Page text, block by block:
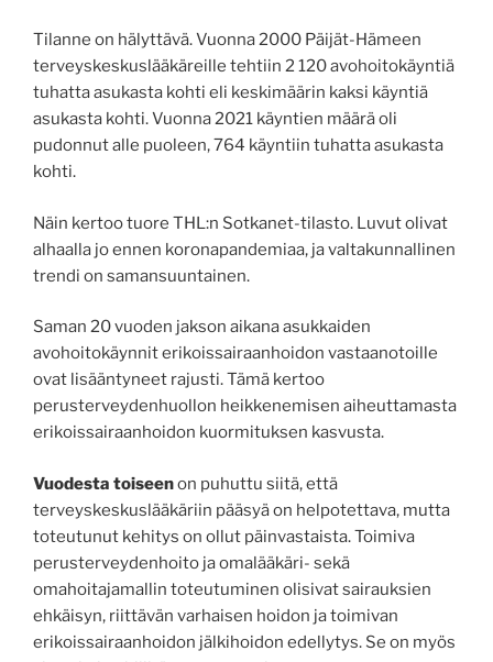
Tilanne on hälyttävä. Vuonna 2000 Päijät-Hämeen
terveyskeskuslääkäreille tehtiin 2 120 avohoitokäyntiä
tuhatta asukasta kohti eli keskimäärin kaksi käyntiä
asukasta kohti. Vuonna 2021 käyntien määrä oli
pudonnut alle puoleen, 764 käyntiin tuhatta asukasta
kohti.
Näin kertoo tuore THL:n Sotkanet-tilasto. Luvut olivat
alhaalla jo ennen koronapandemiaa, ja valtakunnallinen
trendi on samansuuntainen.
Saman 20 vuoden jakson aikana asukkaiden
avohoitokäynnit erikoissairaanhoidon vastaanotoille
ovat lisääntyneet rajusti. Tämä kertoo
perusterveydenhuollon heikkenemisen aiheuttamasta
erikoissairaanhoidon kuormituksen kasvusta.
Vuodesta toiseenon puhuttu siitä, että
terveyskeskuslääkäriin pääsyä on helpotettava, mutta
toteutunut kehitys on ollut päinvastaista. Toimiva
perusterveydenhoito ja omalääkäri- sekä
omahoitajamallin toteutuminen olisivat sairauksien
ehkäisyn, riittävän varhaisen hoidon ja toimivan
erikoissairaanhoidon jälkihoidon edellytys. Se on myös